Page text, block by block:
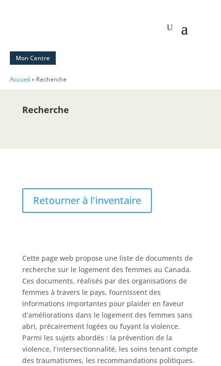
Mon Centre
Accueil» Recherche
Recherche
Retourner à l'inventaire
Cette page web propose une liste de documents de
recherche sur le logement des femmes au Canada.
Ces documents, réalisés par des organisations de
femmes à travers le pays, fournissent des
informations importantes pour plaider en faveur
d’améliorations dans le logement des femmes sans
abri, précairement logées ou fuyant la violence.
Parmi les sujets abordés : la prévention de la
violence, l’intersectionnalité, les soins tenant compte
des traumatismes, les recommandations politiques.